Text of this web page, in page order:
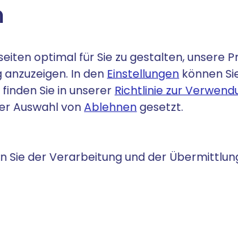
optimal für Sie zu gestalten, unsere
In den Einstellungen können
Sie in unserer Richtlinie zur
Auswahl vonAblehnengesetzt.
Sie der Verarbeitung und der
E-Mail-
Im Handumdrehen visuell
Business mit integrierten Analysen
Traffic.
Um Ihr E-Mail-Marketing zu
Dashboard sehen Sie, wie oft bzw.
Möglichkeit die Newsletter